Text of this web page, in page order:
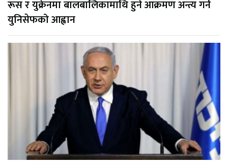
रूस र युक्रेनमा बालबालिकामाथि हुने आक्रमण अन्त्य गर्न
युनिसेफको आह्वान